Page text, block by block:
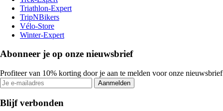
Triathlon-Expert
TripNBikers
Vélo-Store
Winter-Expert
Abonneer je op onze nieuwsbrief
Profiteer van 10% korting door je aan te melden voor onze nieuwsbrief
Aanmelden
Blijf verbonden